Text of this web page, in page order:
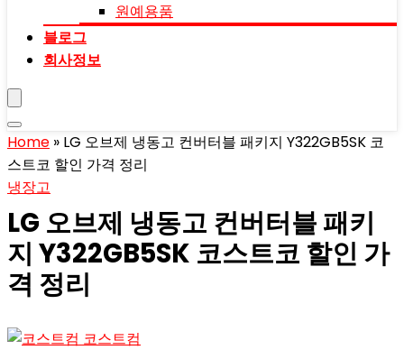
원예용품
블로그
회사정보
Home » LG 오브제 냉동고 컨버터블 패키지 Y322GB5SK 코
스트코 할인 가격 정리
냉장고
LG 오브제 냉동고 컨버터블 패키
지 Y322GB5SK 코스트코 할인 가
격 정리
코스트컴